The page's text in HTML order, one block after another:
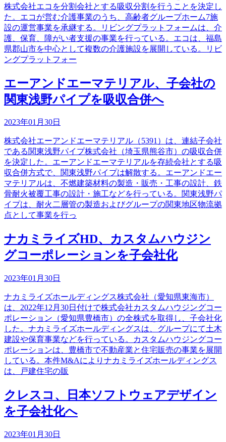
株式会社エコを分割会社とする吸収分割を行うことを決定し
た。エコが営む介護事業のうち、高齢者グループホーム7施
設の運営事業を承継する。リビングプラットフォームは、介
護、保育、障がい者支援の事業を行っている。エコは、福島
県郡山市を中心として複数の介護施設を展開している。リビ
ングプラットフォー
エーアンドエーマテリアル、子会社の
関東浅野パイプを吸収合併へ
2023年01月30日
株式会社エーアンドエーマテリアル（5391）は、連結子会社
である関東浅野パイプ株式会社（埼玉県熊谷市）の吸収合併
を決定した。エーアンドエーマテリアルを存続会社とする吸
収合併方式で、関東浅野パイプは解散する。エーアンドエー
マテリアルは、不燃建築材料の製造・販売・工事の設計、鉄
骨耐火被覆工事の設計・施工などを行っている。関東浅野パ
イプは、耐火二層管の製造およびグループの関東地区物流拠
点として事業を行っ
ナカミライズHD、カスタムハウジン
グコーポレーションを子会社化
2023年01月30日
ナカミライズホールディングス株式会社（愛知県東海市）
は、2022年12月30日付けで株式会社カスタムハウジングコー
ポレーション（愛知県豊橋市）の全株式を取得し、子会社化
した。ナカミライズホールディングスは、グループにて土木
建設や保育事業などを行っている。カスタムハウジングコー
ポレーションは、豊橋市で不動産業と住宅販売の事業を展開
している。本件M&Aによりナカミライズホールディングス
は、戸建住宅の販
クレスコ、日本ソフトウェアデザイン
を子会社化へ
2023年01月30日